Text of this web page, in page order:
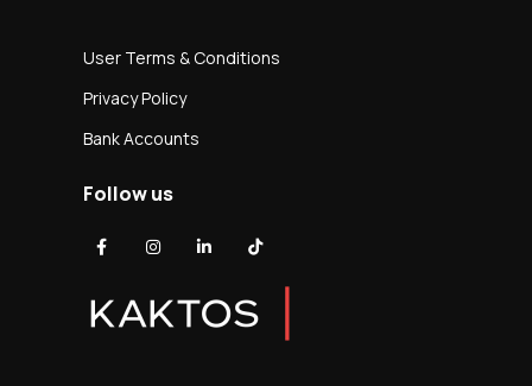
User Terms & Conditions
Privacy Policy
Bank Accounts
Follow us